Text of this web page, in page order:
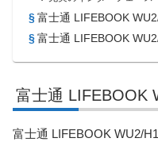
富士通 LIFEBOOK
富士通 LIFEBOOK
富士通 LIFEBOOK
富士通 LIFEBOOK WU2/